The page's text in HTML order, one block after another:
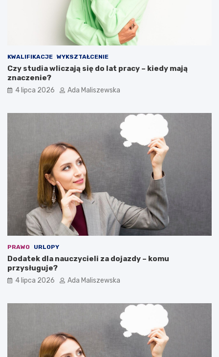
KWALIFIKACJE WYKSZTAŁCENIE
Czy studia wliczają się do lat pracy – kiedy mają
znaczenie?
4 lipca 2026 Ada Maliszewska
PRAWO URLOPY
Dodatek dla nauczycieli za dojazdy – komu
przysługuje?
4 lipca 2026 Ada Maliszewska